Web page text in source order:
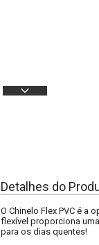
Detalhes do
O Chinelo Flex PVC é a
flexível proporciona
para os dias quentes!